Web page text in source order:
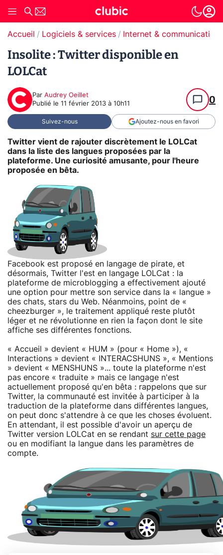
Accueil Logiciels & services Internet & communication
Insolite : Twitter disponible en
LOLCat
Par Audrey Oeillet
Publié le 11 février 2013 à 10h11 0
Suivez-nous Ajoutez-nous en favori
Twitter vient de rajouter discrètement le LOLCat
dans la liste des langues proposées par la
plateforme. Une curiosité amusante, pour l'heure
proposée en bêta.
Facebook est proposé en langage de pirate, et
désormais, Twitter l'est en langage LOLCat : la
plateforme de microblogging a effectivement ajouté
une option pour mettre son service dans la « langue »
des chats, stars du Web. Néanmoins, point de «
cheezburger », le traitement appliqué reste plutôt
léger et ne révolutionne en rien la façon dont le site
affiche ses différentes fonctions.
« Accueil » devient « HUM » (pour « Home »), «
Interactions » devient « INTERACSHUNS », « Mentions
» devient « MENSHUNS »... toute la plateforme n'est
pas encore « traduite » mais ce langage n'est
actuellement proposé qu'en bêta : rappelons que sur
Twitter, la communauté est invitée à participer à la
traduction de la plateforme dans différentes langues,
on peut donc s'attendre à ce que les choses évoluent.
En attendant, il est possible d'avoir un aperçu de
Twitter version LOLCat en se rendant sur cette page
ou en modifiant la langue dans les paramètres de
compte.